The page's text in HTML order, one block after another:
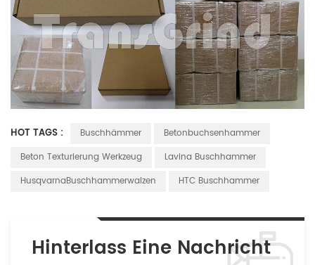
HOT TAGS : Buschhämmer
Betonbuchsenhammer
Beton Texturierung Werkzeug
Lavina Buschhammer
HusqvarnaBuschhammerwalzen
HTC Buschhammer
Hinterlass Eine Nachricht